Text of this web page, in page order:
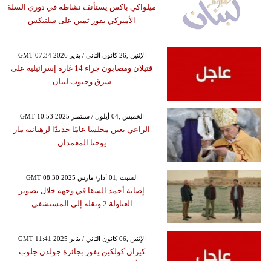
ميلواكي باكس يستأنف نشاطه في دوري السلة
الأميركي بفوز ثمين على سلتيكس
GMT 07:34 2026 الإثنين ,26 كانون الثاني / يناير
قتيلان ومصابون جراء 14 غارة إسرائيلية على
شرق وجنوب لبنان
GMT 10:53 2025 الخميس ,04 أيلول / سبتمبر
الراعي يعين مجلسا عامًا جديدًا لرهبانية مار
يوحنا المعمدان
GMT 08:30 2025 السبت ,01 آذار/ مارس
إصابة أحمد السقا في وجهه خلال تصوير
العتاولة 2 ونقله إلى المستشفى
GMT 11:41 2025 الإثنين ,06 كانون الثاني / يناير
كيران كولكين يفوز بجائزة جولدن جلوب